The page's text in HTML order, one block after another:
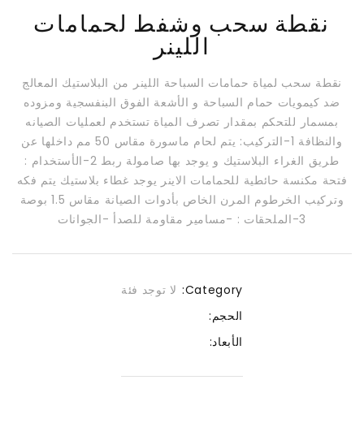
نقطة سحب وشفط لحمامات
اللينر
نقطة سحب لمياة حمامات السباحة اللينر من البلاستيك المعالج
ضد كيمويات حمام السباحة و الأشعة الفوق البنفسجية ومزوده
بمسمار للتحكم بمقدار تصرف المياة تستخدم لعمليات الصيانه
والنظافة 1-التركيب: يتم لحام ماسورة مقاس 50 مم داخلها عن
طريق الغراء البلاستيك و يوجد بها صامولة ربط 2-الأستخدام :
فتحة مكنسة حائطية للحمامات الاينر يوجد غطاء بلاستيك يتم فكه
وتركيب الخرطوم المرن الخاص بأدوات الصيانة مقاس 1.5 بوصة
3-الملحقات : -مسامير مقاومة للصدأ -الجوانات
Category: لا توجد فئة
الحجم:
الأبعاد: